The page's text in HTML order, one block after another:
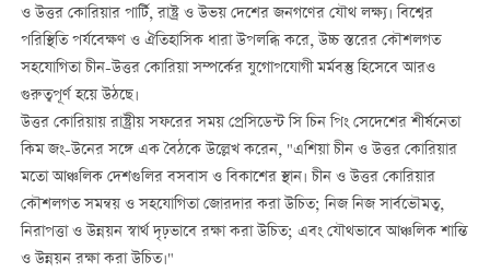
ও উত্তর কোরিয়ার পার্টি, রাষ্ট্র ও উভয় দেশের জনগণের যৌথ লক্ষ্য। বিশ্বের
পরিস্থিতি পর্যবেক্ষণ ও ঐতিহাসিক ধারা উপলব্ধি করে, উচ্চ স্তরের কৌশলগত
সহযোগিতা চীন-উত্তর কোরিয়া সম্পর্কের যুগোপযোগী মর্মবস্তু হিসেবে আরও
গুরুত্বপূর্ণ হয়ে উঠছে।
উত্তর কোরিয়ায় রাষ্ট্রীয় সফরের সময় প্রেসিডেন্ট সি চিন পিং সেদেশের শীর্ষনেতা
কিম জং-উনের সঙ্গে এক বৈঠকে উল্লেখ করেন, "এশিয়া চীন ও উত্তর কোরিয়ার
মতো আঞ্চলিক দেশগুলির বসবাস ও বিকাশের স্থান। চীন ও উত্তর কোরিয়ার
কৌশলগত সমন্বয় ও সহযোগিতা জোরদার করা উচিত; নিজ নিজ সার্বভৌমত্ব,
নিরাপত্তা ও উন্নয়ন স্বার্থ দৃঢ়ভাবে রক্ষা করা উচিত; এবং যৌথভাবে আঞ্চলিক শান্তি
ও উন্নয়ন রক্ষা করা উচিত।"